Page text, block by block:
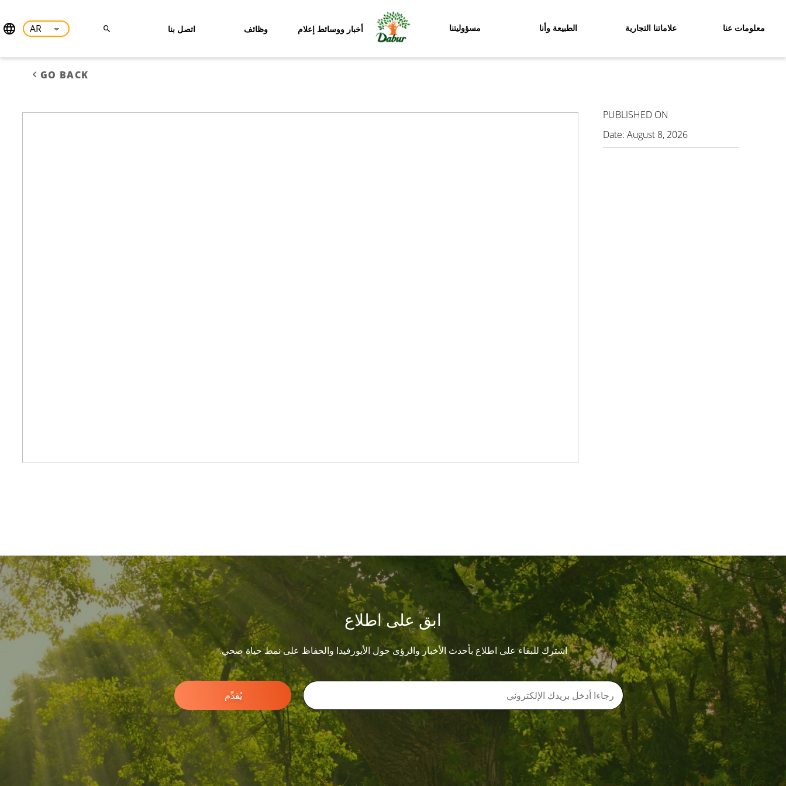
معلومات عنا علاماتنا التجارية الطبيعة وأنا مسؤوليتنا أخبار ووسائط إعلام وظائف اتصل بنا
GO BACK
PUBLISHED ON
Date:August 8, 2026
ابق على اطلاع
اشترك للبقاء على اطلاع بأحدث الأخبار والرؤى حول الأيورفيدا والحفاظ على نمط حياة صحي.
يُقدِّم